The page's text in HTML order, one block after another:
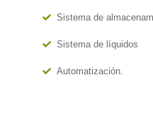
Sistema de
Sistema de líquidos
Automatización.